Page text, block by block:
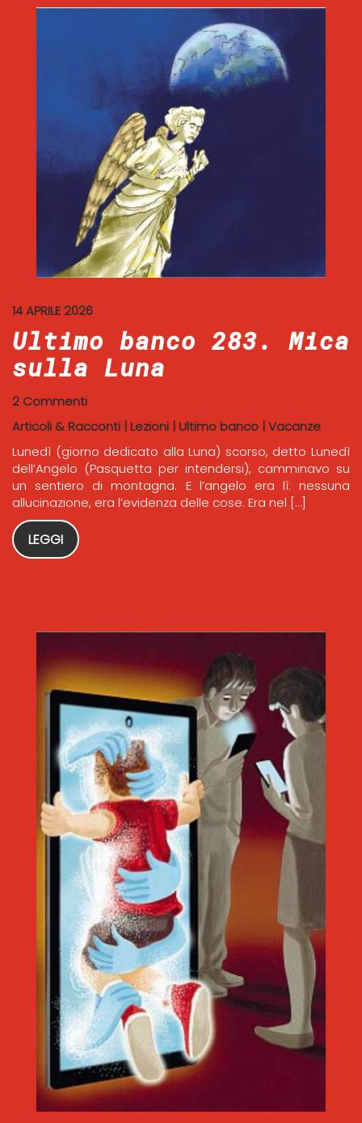
14 APRILE 2026
Ultimo banco 283. Mica
sulla Luna
2 Commenti
Articoli & Racconti | Lezioni | Ultimo banco |Vacanze
Lunedì (giorno dedicato alla Luna) scorso, detto Lunedì
dell’Angelo (Pasquetta per intendersi), camminavo su
un sentiero di montagna. E l’angelo era lì: nessuna
allucinazione, era l’evidenza delle cose. Era nel […]
LEGGI